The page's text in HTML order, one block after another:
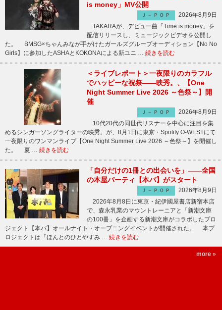
is money」MV公開
Ｊ－ＰＯＰ
2026年8月9日
TAKARAが、デビュー曲「Time is money」を
配信リリースし、ミュージックビデオを公開し
た。 BMSG×ちゃんみなが手がけたガールズグループオーディション【No No
Girls】に参加したASHAとKOKONAによる新ユニ … 続きを読む
＜ライブレポート＞一夜限りのカラフル
でハッピーな祝祭――映秀。、【One
Night Summer Live 2026 ～色祭～】開
催
Ｊ－ＰＯＰ
2026年8月9日
10代20代の同世代リスナーを中心に注目を集
めるシンガーソングライターの映秀。が、8月1日に東京・Spotify O-WESTにて
一夜限りのワンマンライブ【One Night Summer Live 2026 ～色祭～】を開催し
た。 夏 … 続きを読む
「自分だけの1冊との出会いを」――全国
の本屋パーティ【本パ】がスタート
Ｊ－ＰＯＰ
2026年8月9日
2026年8月8日に東京・紀伊國屋書店新宿本店
で、森永乳業のマウントレーニアと「新潮文庫
の100冊」を企画する新潮文庫がコラボしたプロ
ジェクト【本パ】オールナイト・オープニングイベントが開催された。 本プ
ロジェクトは「ほんとのひとやすみ … 続きを読む
more »